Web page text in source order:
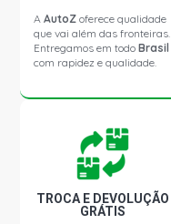
AAutoZ oferece qualidade
que vai além das fronteiras.
Entregamos em todoBrasil
com rapidez e qualidade.
TROCA E DEVOLUÇÃO
GRÁTIS